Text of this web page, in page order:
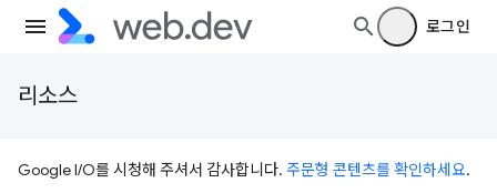
로그인
리소스
Google I/O를 시청해 주셔서 감사합니다. 주문형 콘텐츠를 확인하세요.